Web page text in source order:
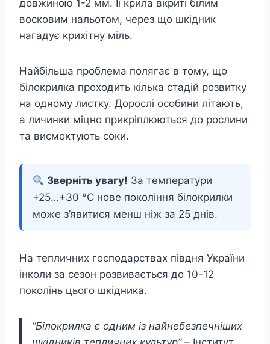
довжиною 1-2 мм. Її крила вкриті білим
восковим нальотом, через що шкідник
нагадує крихітну міль.
Найбільша проблема полягає в тому, що
білокрилка проходить кілька стадій розвитку
на одному листку. Дорослі особини літають,
а личинки міцно прикріплюються до рослини
та висмоктують соки.
Зверніть увагу! За температури
+25…+30 °C нове покоління білокрилки
може з’явитися менш ніж за 25 днів.
На тепличних господарствах півдня України
інколи за сезон розвивається до 10-12
поколінь цього шкідника.
“Білокрилка є одним із найнебезпечніших